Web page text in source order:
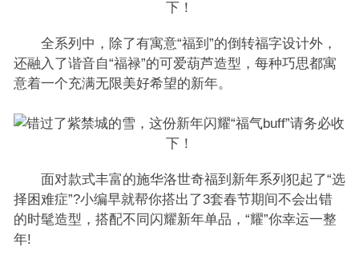
全系列中，除了有寓意“福到”的倒转福字设计外，
还融入了谐音自“福禄”的可爱葫芦造型，每种巧思都寓
意着一个充满无限美好希望的新年。
面对款式丰富的施华洛世奇福到新年系列犯起了“选
择困难症”?小编早就帮你搭出了3套春节期间不会出错
的时髦造型，搭配不同闪耀新年单品，“耀”你幸运一整
年!